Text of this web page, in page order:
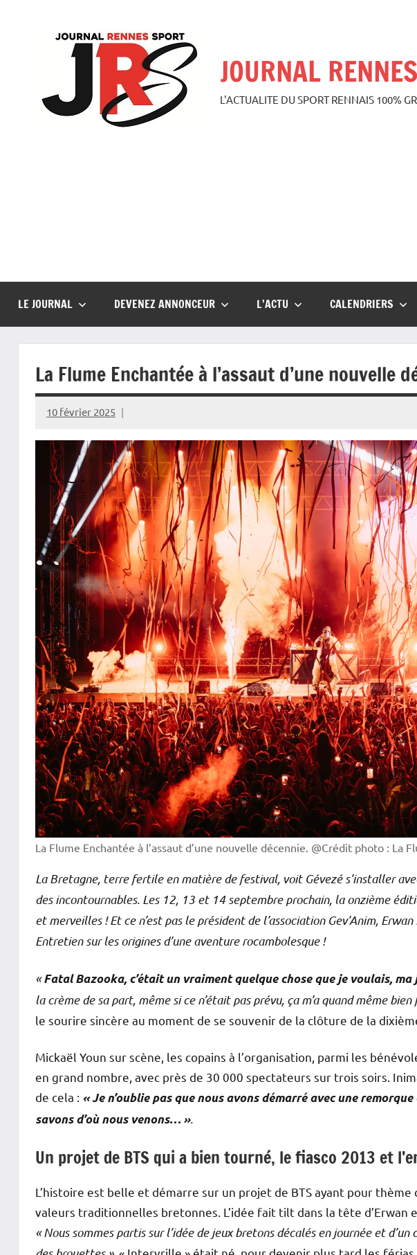
JOURNAL
L'ACTUALITE DU SPORT RENNAIS 100%
LE JOURNAL DEVENEZ ANNONCEUR L’ACTU CALENDRIERS
La Flume Enchantée à l’assaut d’une nouvelle
10 février 2025
Rédaction
JRS
La Flume Enchantée à l’assaut d’une nouvelle décennie. @Crédit photo : La
La Bretagne, terre fertile en matière de festival, voit Gévezé s’installer
des incontournables. Les 12, 13 et 14 septembre prochain, la onzième
et merveilles ! Et ce n’est pas le président de l’association Gev’Anim,
Entretien sur les origines d’une aventure rocambolesque !
«Fatal Bazooka, c’était un vraiment quelque chose que je voulais, ma
la crème de sa part, même si ce n’était pas prévu, ça m’a quand même
le sourire sincère au moment de se souvenir de la clôture de la
Mickaël Youn sur scène, les copains à l’organisation, parmi les
en grand nombre, avec près de 30 000 spectateurs sur trois soirs.
de cela : « Je n’oublie pas que nous avons démarré avec une
savons d’où nous venons… ».
Un projet de BTS qui a bien tourné, le fiasco 2013 et
L’histoire est belle et démarre sur un projet de BTS ayant pour thème
valeurs traditionnelles bretonnes. L’idée fait tilt dans la tête d’Erwan
« Nous sommes partis sur l’idée de jeux bretons décalés en journée et